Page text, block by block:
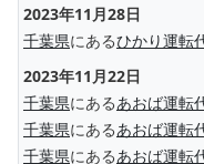
2023年11月28日
千葉県にあるひかり運転
2023年11月22日
千葉県にあるあおば運転
千葉県にあるあおば運転
千葉県にあるあおば運転